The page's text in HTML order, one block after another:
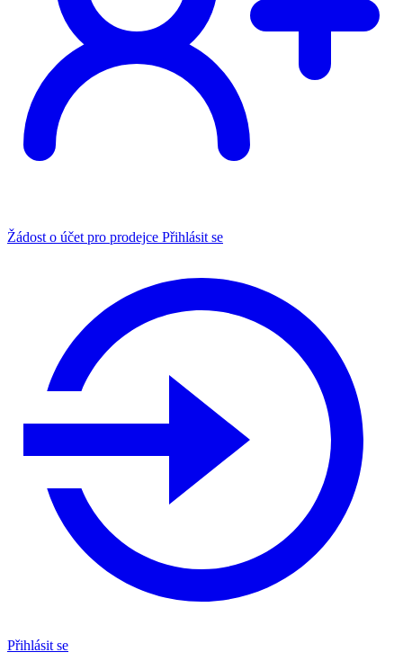
Žádost o účet pro prodejce Přihlásit se
Přihlásit se